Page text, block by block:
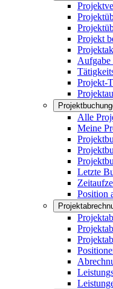
Projekt
Aufgabe
Projekt-
Alle
Meine
Letzte
Position